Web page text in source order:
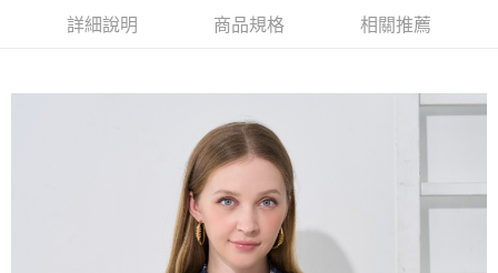
2.付款方式選擇「大哥付你分期」，訂單成立後會自動跳轉到大哥付的交易
流程，驗證手機門號後，選擇欲分期的期數、繳款截止日，確認付款後即完
4.訂單成立30分鐘內，如未前往確認交易或遇審核未通過，訂單將自動取
消。如遇「轉專審核」未通過狀況，表示未達大哥付你分期系統評分，恕無
1.分期款項不併入電信帳單，「大哥付你分期」於每月結算日後寄送繳費提
2.透過簡訊連結打開帳單後，可選擇「超商條碼／台灣大直營門市／銀行轉
帳／街口支付／iPASS MONEY」等通路繳費。
相關說明
２．便利：只要手機號碼，簡訊認證，即可結帳。
３．安心：先確認商品／服務後，再付款。
【「AFTEE先享後付」結帳流程】
１．於結帳方式選擇「AFTEE先享後付」後，將跳轉至「AFTEE先享後付」
結帳頁面，進行簡訊認證並確認金額後，即可完成結帳。
２．訂單成立數日內，您將收到繳費通知簡訊。
３．收到繳費通知簡訊後14天內，點擊此簡訊中的連結，可透過四大超商／
每筆NT$120，滿NT$2,000(含以上)免運費
每筆NT$120，滿NT$2,000(含以上)免運費
詳細說明 商品規格 相關推薦